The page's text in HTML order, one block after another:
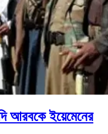
আরবকে ইয়েমেনের